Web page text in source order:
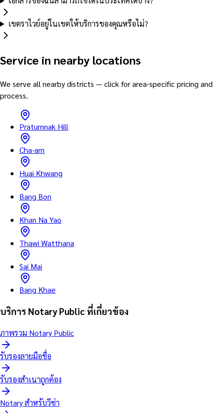
เขตราไวย์อยู่ในเขตให้บริการของคุณหรือไม่?
Service in nearby locations
We serve all nearby districts — click for area-specific pricing and
process.
Pratumnak Hill
Cha-am
Huai Khwang
Bang Bon
Khan Na Yao
Thawi Watthana
Sai Mai
Bang Khae
บริการ Notary Public ที่เกี่ยวข้อง
ภาพรวม Notary Public
รับรองลายมือชื่อ
รับรองสำเนาถูกต้อง
Notary สำหรับวีซ่า